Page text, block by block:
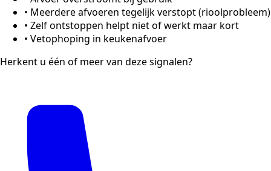
• Meerdere afvoeren tegelijk verstopt (rioolprobleem)
• Zelf ontstoppen helpt niet of werkt maar kort
• Vetophoping in keukenafvoer
Herkent u één of meer van deze signalen?